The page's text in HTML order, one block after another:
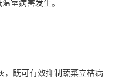
室病害发生。
，既可有效抑制蔬菜立枯病